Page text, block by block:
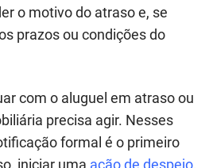
o motivo do atraso e, se
prazos ou condições do
com o aluguel em atraso ou
precisa agir. Nesses
formal é o primeiro